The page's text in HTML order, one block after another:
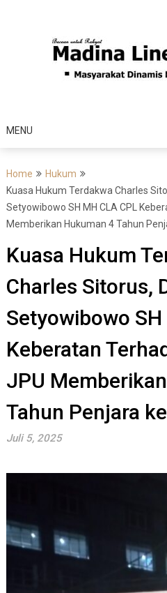
MENU
Home
Hukum
Kuasa Hukum Terdakwa Charles
Setyowibowo SH MH CLA CPL
Memberikan Hukuman 4 Tahun
Kuasa Hukum
Charles Sitorus,
Setyowibowo SH
Keberatan
JPU
Tahun Penjara
Juli 5, 2025